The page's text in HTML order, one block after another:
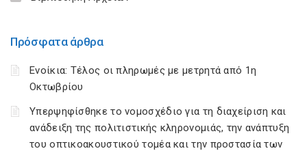
Πρόσφατα άρθρα
Ενοίκια: Τέλος οι πληρωμές με μετρητά από 1η
Οκτωβρίου
Υπερψηφίσθηκε το νομοσχέδιο για τη διαχείριση και
ανάδειξη της πολιτιστικής κληρονομιάς, την ανάπτυξη
του οπτικοακουστικού τομέα και την προστασία των